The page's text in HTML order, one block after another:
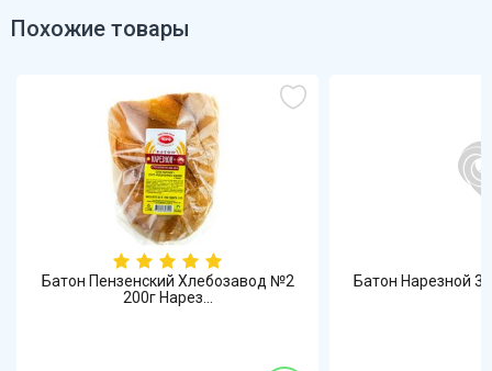
Похожие товары
Батон Пензенский Хлебозавод №2
200г Нарез...
Батон Нарезной